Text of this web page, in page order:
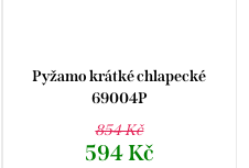
Pyžamo krátké chlapecké
69004P
854 Kč
594 Kč